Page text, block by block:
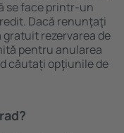
se face printr-un
Dacă renunţaţi
rezervarea de
pentru anularea
căutați opţiunile de